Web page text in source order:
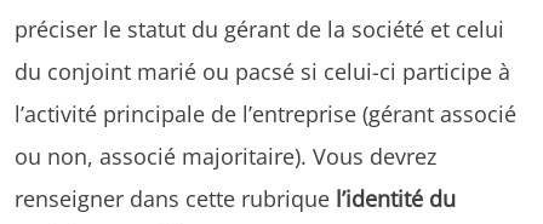
préciser le statut du gérant de la société et celui
du conjoint marié ou pacsé si celui-ci participe à
l’activité principale de l’entreprise (gérant associé
ou non, associé majoritaire). Vous devrez
renseigner dans cette rubrique l’identité du